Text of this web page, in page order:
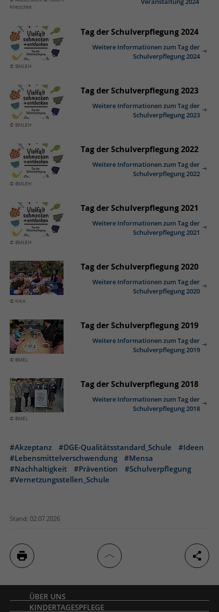
Kneschke
© BMLEH
Tag der Schulverpflegung 2024
Weitere Informationen zum Tag der
Schulverpflegung 2024
© BMLEH
Tag der Schulverpflegung 2023
Weitere Informationen zum Tag der
Schulverpflegung 2023
© BMLEH
Tag der Schulverpflegung 2022
Weitere Informationen zum Tag der
Schulverpflegung 2022
© BMLEH
Tag der Schulverpflegung 2021
Weitere Informationen zum Tag der
Schulverpflegung 2021
© KiKA
Tag der Schulverpflegung 2020
Weitere Informationen zum Tag der
Schulverpflegung 2020
© BMEL
Tag der Schulverpflegung 2019
Weitere Informationen zum Tag der
Schulverpflegung 2019
© BMEL
Tag der Schulverpflegung 2018
Weitere Informationen zum Tag der
Schulverpflegung 2018
#Akzeptanz #DGE-Qualitätsstandard_Schule
#Ideen
#Lebensmittelverschwendung
#Mensa
#Nachhaltigkeit
#Prävention
#Schulverpflegung
#Vernetzungsstellen_Schule
Stand: 02.07.2026
Inhaltsverzeichnis
ÜBER UNS
KINDERTAGESPFLEGE